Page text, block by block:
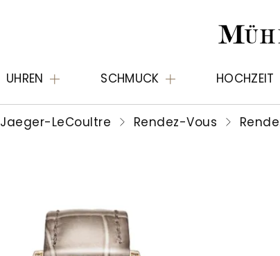
UHREN SCHMUCK HOCHZEIT
Jaeger-LeCoultre Rendez-Vous